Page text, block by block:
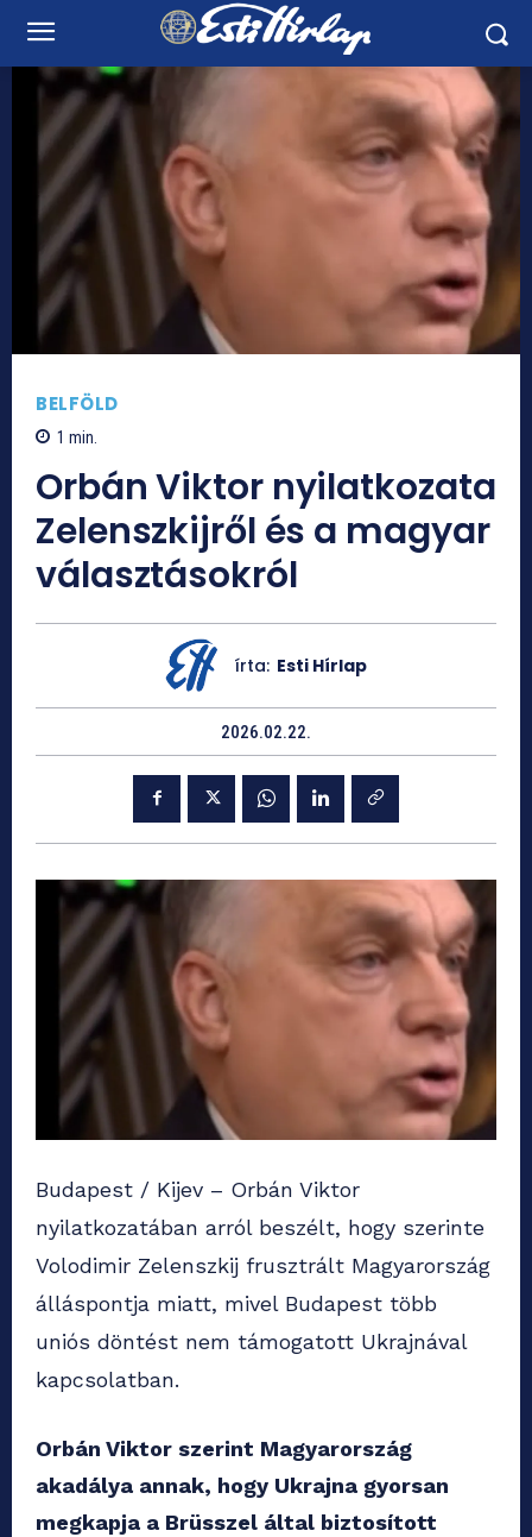
BELFÖLD
1 min.
Orbán Viktor nyilatkozata
Zelenszkijről és a magyar
választásokról
írta: Esti Hírlap
2026.02.22.
Budapest / Kijev – Orbán Viktor
nyilatkozatában arról beszélt, hogy szerinte
Volodimir Zelenszkij frusztrált Magyarország
álláspontja miatt, mivel Budapest több
uniós döntést nem támogatott Ukrajnával
kapcsolatban.
Orbán Viktor szerint Magyarország
akadálya annak, hogy Ukrajna gyorsan
megkapja a Brüsszel által biztosított